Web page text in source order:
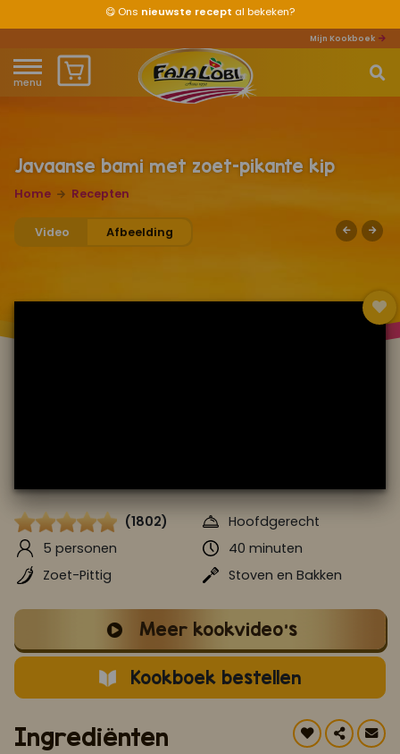
😋 Ons nieuwste recept al bekeken?
Mijn Kookboek
menu
Waar ben je naar op zoek?
Home
Over ons
Ofklik hierom je aan te melden voor Mijn Kookboek.
Javaanse bami met zoet-pikante kip
Home Recepten
Video Afbeelding
(1802)
Hoofdgerecht
5 personen
40 minuten
Zoet-Pittig
Stoven en Bakken
Meer kookvideo's
Kookboek bestellen
Ingrediënten